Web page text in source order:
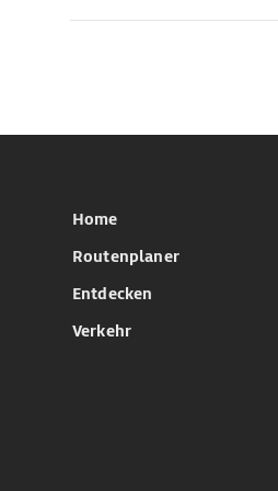
Home
Routenplaner
Entdecken
Verkehr